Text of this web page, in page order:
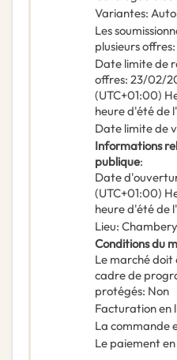
Variantes:
Les
plusieurs offres:
Date limite de
offres: 23/02/
(UTC+01:00)
heure d'été de
Date limite de
Informations
publique:
Date
(UTC+01:00)
heure d'été de
Lieu: Chambery
Conditions du
Le marché doit
cadre de
protégés: Non
Facturation en
La commande
Le paiement